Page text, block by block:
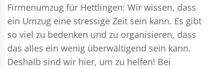
Firmenumzug für Hettlingen: Wir wissen, dass
ein Umzug eine stressige Zeit sein kann. Es gibt
so viel zu bedenken und zu organisieren, dass
das alles ein wenig überwältigend sein kann.
Deshalb sind wir hier, um zu helfen! Bei